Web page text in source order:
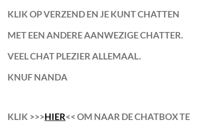
KLIK OP VERZEND EN JE KUNT CHATTEN
MET EEN ANDERE AANWEZIGE CHATTER.
VEEL CHAT PLEZIER ALLEMAAL.
KNUF NANDA
KLIK >>>HIER<< OM NAAR DE CHATBOX TE